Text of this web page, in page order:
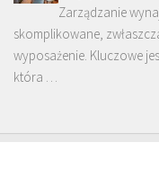
Zarządzanie
skomplikowane,
wyposażenie. Kluczowe
która …